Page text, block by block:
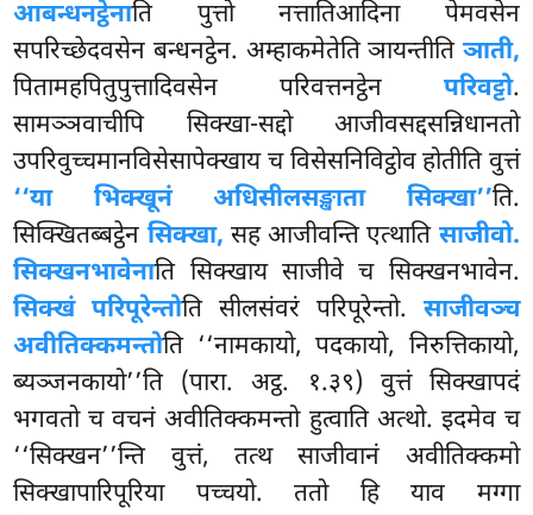
आबन्धनट्ठेनाति पुत्तो नत्तातिआदिना पेमवसेन
सपरिच्छेदवसेन बन्धनट्ठेन. अम्हाकमेतेति ञायन्तीति ञाती,
पितामहपितुपुत्तादिवसेन परिवत्तनट्ठेन परिवट्टो.
सामञ्ञवाचीपि सिक्खा-सद्दो आजीवसद्दसन्निधानतो
उपरिवुच्चमानविसेसापेक्खाय च विसेसनिविट्ठोव होतीति वुत्तं
‘‘या भिक्खूनं अधिसीलसङ्खाता सिक्खा’’ति.
सिक्खितब्बट्ठेन सिक्खा, सह आजीवन्ति एत्थाति साजीवो.
सिक्खनभावेनाति सिक्खाय साजीवे च सिक्खनभावेन.
सिक्खं परिपूरेन्तोति सीलसंवरं परिपूरेन्तो. साजीवञ्च
अवीतिक्कमन्तोति ‘‘नामकायो, पदकायो, निरुत्तिकायो,
ब्यञ्जनकायो’’ति (पारा. अट्ठ. १.३९) वुत्तं सिक्खापदं
भगवतो च वचनं अवीतिक्कमन्तो हुत्वाति अत्थो. इदमेव च
‘‘सिक्खन’’न्ति वुत्तं, तत्थ साजीवानं अवीतिक्कमो
सिक्खापारिपूरिया पच्चयो. ततो हि याव मग्गा